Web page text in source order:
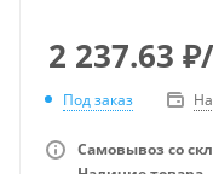
2 237.63 ₽
Под заказ
Самовывоз со